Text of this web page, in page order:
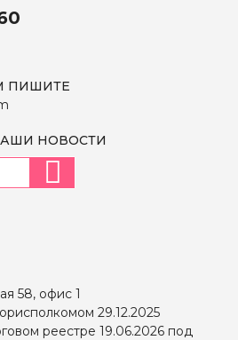
ПИШИТЕ
НОВОСТИ
58, офис 1
29.12.2025
реестре 19.06.2026 под